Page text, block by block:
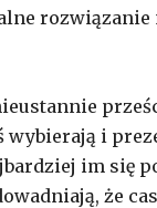
rozwiązanie
i
im się
że